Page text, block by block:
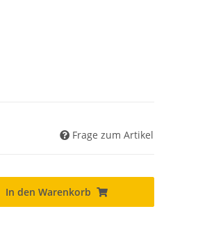
Frage zum Artikel
In den Warenkorb